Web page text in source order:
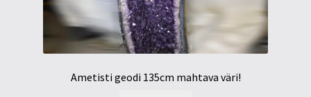
Ametisti geodi 135cm mahtava väri!